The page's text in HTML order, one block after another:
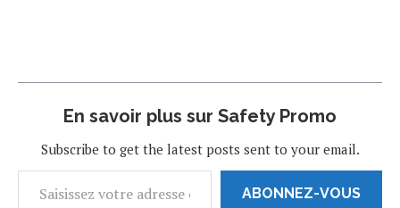
En savoir plus sur Safety Promo
Subscribe to get the latest posts sent to your email.
ABONNEZ-VOUS